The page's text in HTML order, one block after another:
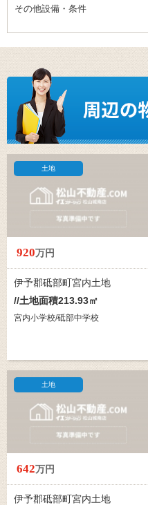
その他設備・条件
土地
920万円
伊予郡砥部町宮内土地
//土地面積213.93㎡
宮内小学校/砥部中学校
土地
642万円
伊予郡砥部町宮内土地